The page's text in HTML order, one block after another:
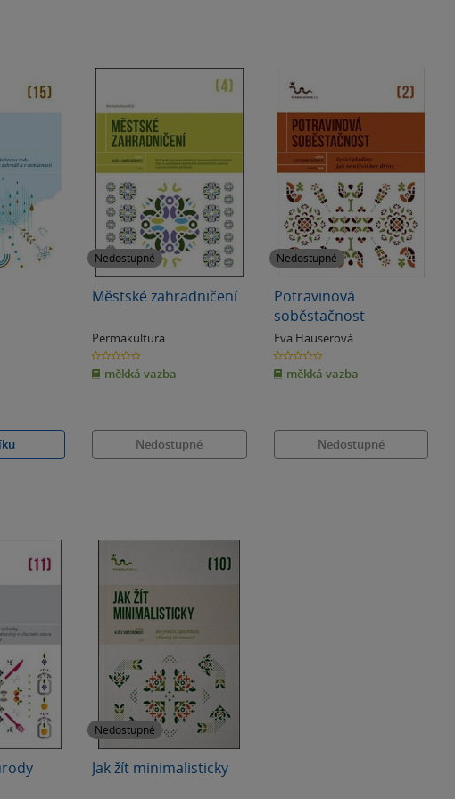
Nedostupné
Městské zahradničení
Permakultura
0.0
z
5
hvězdiček
měkká vazba
Nedostupné
Nedostupné
Potravinová
soběstačnost
Eva Hauserová
0.0
z
5
hvězdiček
měkká vazba
Nedostupné
Nedostupné
Jak žít minimalisticky